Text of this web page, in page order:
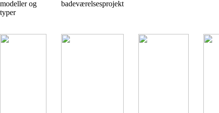
modeller og
typer
badeværelsesprojekt